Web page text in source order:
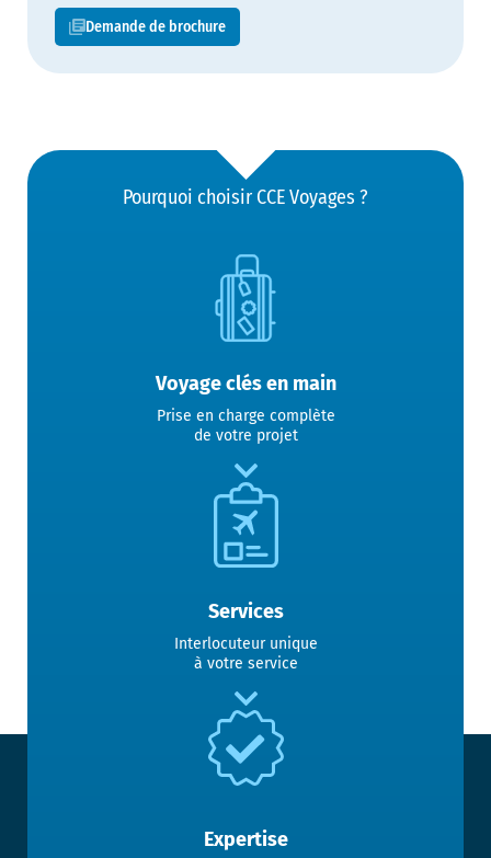
Demande de brochure
Pourquoi choisir CCE Voyages ?
Voyage clés en main
Prise en charge complète
de votre projet
Services
Interlocuteur unique
à votre service
Expertise